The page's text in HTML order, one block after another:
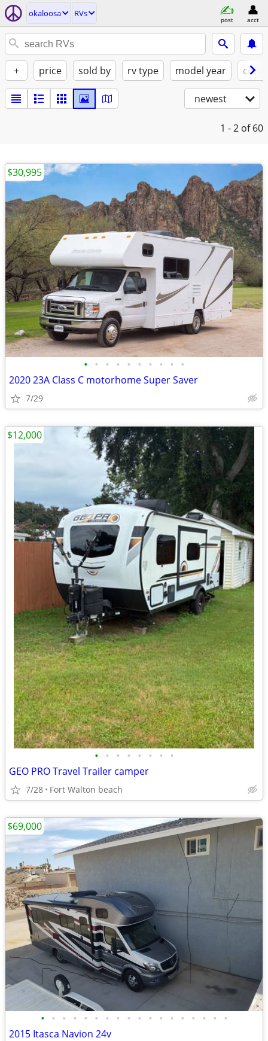
okaloosa RVs
post acct
+ price sold by rv type model year
newest
1 - 2 of 60
• • • • • • • • • •
2020 23A Class C motorhome Super Saver
7/29
$30,995
• • • • • • • •
GEO PRO Travel Trailer camper
7/28 Fort Walton beach
$12,000
• • • • • • • • • • • • • • • • • •
2015 Itasca Navion 24v
$69,000